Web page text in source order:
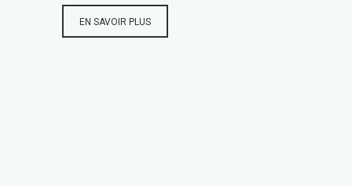
EN SAVOIR PLUS